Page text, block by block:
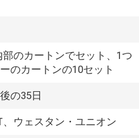
部のカートンでセット、1つ
のカートンの10セット
の35日
ウェスタン・ユニオン